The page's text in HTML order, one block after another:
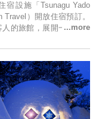
宿設施「Tsunagu Yado
）開放住宿預訂。
的旅館，展開一生一次
的特別時光。